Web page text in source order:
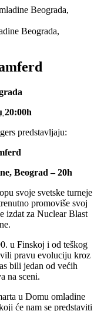
Beograda,
20:00h
predstavljaju:
Beograd – 20h
svoje svetske turneje
promoviše svoj
izdat za Nuclear Blast
u Finskoj i od teškog
pravu evoluciju kroz
bili jedan od većih
na sceni.
u Domu omladine
će nam se predstaviti